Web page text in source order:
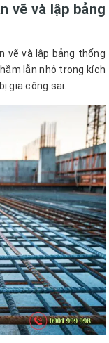
vẽ và lập bảng
vẽ và lập bảng thống
lẫn nhỏ trong kích
gia công sai.